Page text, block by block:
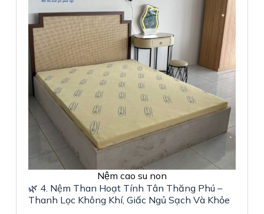
Nệm cao su non
🌿 4. Nệm Than Hoạt Tính Tân Thăng Phú –
Thanh Lọc Không Khí, Giấc Ngủ Sạch Và Khỏe